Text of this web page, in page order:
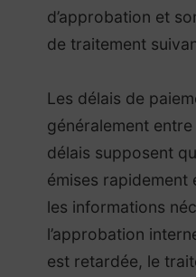
d’approbation et
de traitement
Les délais de
généralement
délais supposent
émises rapidement
les informations
l’approbation
est retardée, le